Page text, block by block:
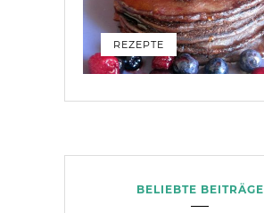
REZEPTE
BELIEBTE BEITRÄGE